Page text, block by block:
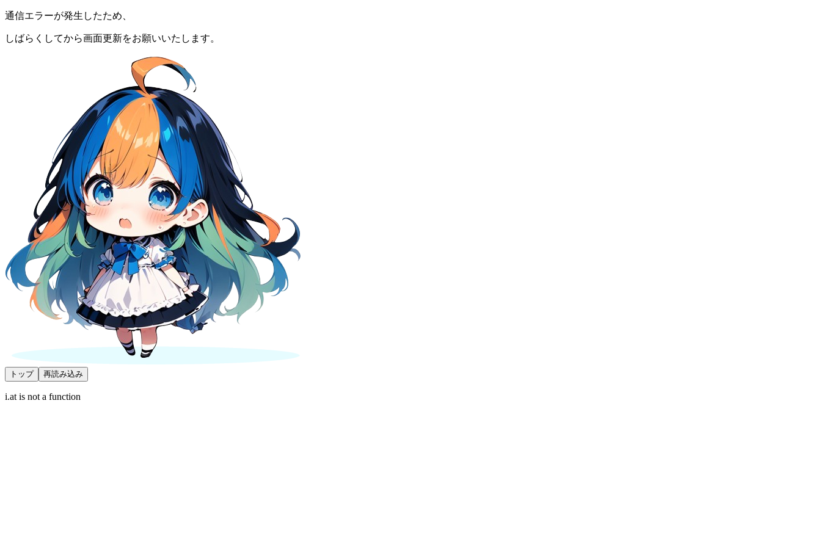
通信エラーが発生したため、
しばらくしてから画面更新をお願いいたします。
トップ 再読み込み
i.at is not a function